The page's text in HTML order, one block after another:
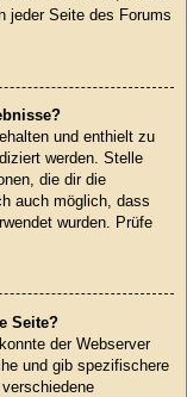
jeder Seite des Forums
und enthielt zu
werden. Stelle
die dir die
auch möglich, dass
wurden. Prüfe
Seite?
der Webserver
und gib spezifischere